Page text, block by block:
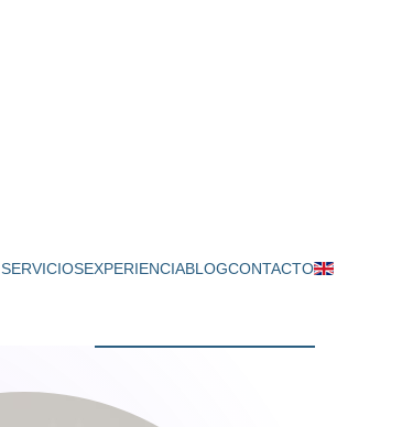
SERVICIOSEXPERIENCIABLOGCONTACTO